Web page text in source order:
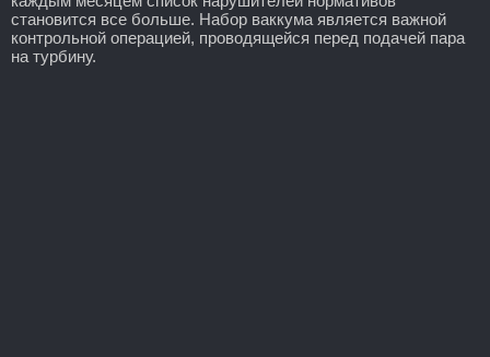
становится все больше. Набор ваккума является важной
контрольной операцией, проводящейся перед подачей пара
на турбину.